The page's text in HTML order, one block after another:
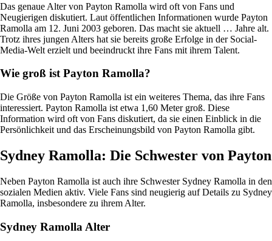
Das genaue Alter von Payton Ramolla wird oft von Fans und
Neugierigen diskutiert. Laut öffentlichen Informationen wurde Payton
Ramolla am 12. Juni 2003 geboren. Das macht sie aktuell … Jahre alt.
Trotz ihres jungen Alters hat sie bereits große Erfolge in der Social-
Media-Welt erzielt und beeindruckt ihre Fans mit ihrem Talent.
Wie groß ist Payton Ramolla?
Die Größe von Payton Ramolla ist ein weiteres Thema, das ihre Fans
interessiert. Payton Ramolla ist etwa 1,60 Meter groß. Diese
Information wird oft von Fans diskutiert, da sie einen Einblick in die
Persönlichkeit und das Erscheinungsbild von Payton Ramolla gibt.
Sydney Ramolla: Die Schwester von Payton
Neben Payton Ramolla ist auch ihre Schwester Sydney Ramolla in den
sozialen Medien aktiv. Viele Fans sind neugierig auf Details zu Sydney
Ramolla, insbesondere zu ihrem Alter.
Sydney Ramolla Alter